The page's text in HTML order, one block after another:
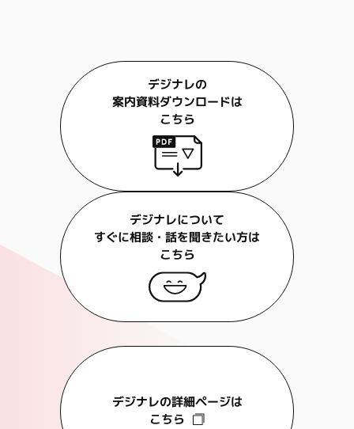
デジナレの
案内資料ダウンロードは
こちら
デジナレについて
すぐに相談・話を聞きたい方は
こちら
デジナレの詳細ページは
こちら